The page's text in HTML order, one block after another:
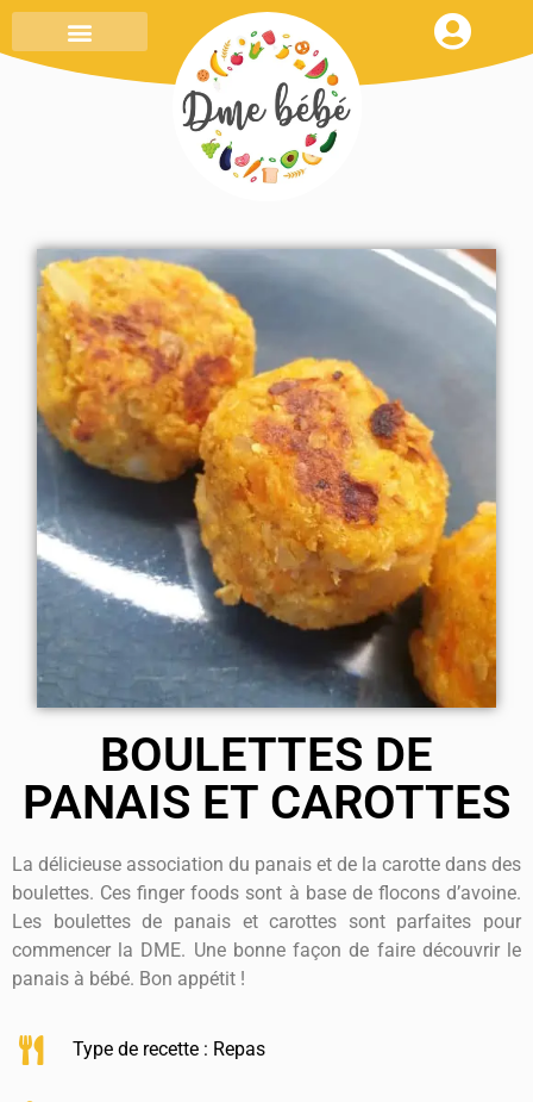
BOULETTES DE
PANAIS ET CAROTTES
La délicieuse association du panais et de la carotte dans des
boulettes. Ces finger foods sont à base de flocons d’avoine.
Les boulettes de panais et carottes sont parfaites pour
commencer la DME. Une bonne façon de faire découvrir le
panais à bébé. Bon appétit !
Type de recette : Repas